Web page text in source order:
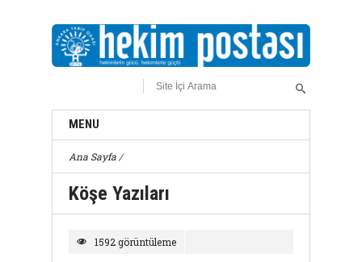
MENU
Ana Sayfa /
Köşe Yazıları
1592 görüntüleme